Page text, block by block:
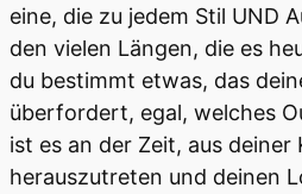
eine, die zu jedem Stil UND
den vielen Längen, die es
du bestimmt etwas, das
überfordert, egal, welches
ist es an der Zeit, aus
herauszutreten und deinen